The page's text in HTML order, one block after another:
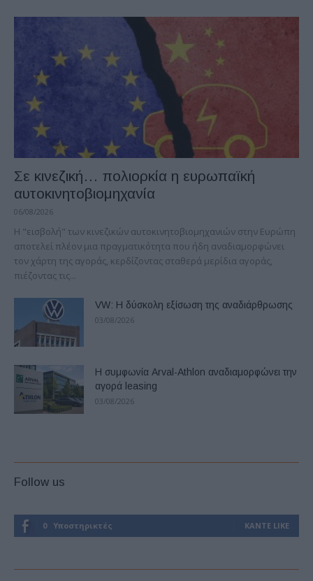
Σε κινεζική… πολιορκία η ευρωπαϊκή
αυτοκινητοβιομηχανία
06/08/2026
Η "εισβολή" των κινεζικών αυτοκινητοβιομηχανιών στην Ευρώπη
αποτελεί πλέον μια πραγματικότητα που ήδη αναδιαμορφώνει
τον χάρτη της αγοράς, κερδίζοντας σταθερά μερίδια αγοράς,
πιέζοντας τις...
VW: Η δύσκολη εξίσωση της αναδιάρθρωσης
03/08/2026
Η συμφωνία Arval-Athlon αναδιαμορφώνει την
αγορά leasing
03/08/2026
Follow us
0 Υποστηρικτές ΚΆΝΤΕ LIKE